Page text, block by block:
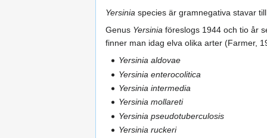
Yersinia species är gramnegativa stavar
Genus Yersinia föreslogs 1944 och tio år
finner man idag elva olika arter (Farmer,
Yersinia aldovae
Yersinia enterocolitica
Yersinia intermedia
Yersinia mollareti
Yersinia pseudotuberculosis
Yersinia ruckeri